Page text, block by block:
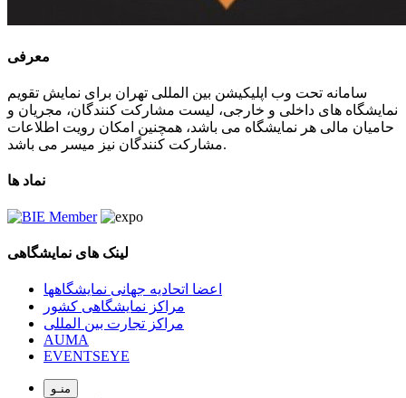
معرفی
سامانه تحت وب اپلیکیشن بین المللی تهران برای نمایش تقویم
نمایشگاه های داخلی و خارجی، لیست مشارکت کنندگان، مجریان و
حامیان مالی هر نمایشگاه می باشد، همچنین امکان رویت اطلاعات
مشارکت کنندگان نیز میسر می باشد.
نماد ها
لینک های نمایشگاهی
اعضا اتحادیه جهانی نمایشگاهها
مراکز نمایشگاهی کشور
مراکز تجارت بین المللی
AUMA
EVENTSEYE
منـو